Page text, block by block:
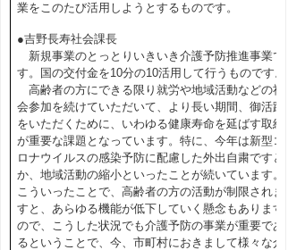
業をこのたび活用しようとするものです。
●吉野長寿社会課長
新規事業のとっとりいきいき介護予防推進事業で
す。国の交付金を10分の10活用して行うものです。
高齢者の方にできる限り就労や地域活動などの社
会参加を続けていただいて、より長い期間、御活躍
をいただくために、いわゆる健康寿命を延ばす取組
が重要な課題となっています。特に、今年は新型コ
ロナウイルスの感染予防に配慮した外出自粛ですと
か、地域活動の縮小といったことが続いています。
こういったことで、高齢者の方の活動が制限されま
すと、あらゆる機能が低下していく懸念もあります
ので、こうした状況でも介護予防の事業が重要であ
るということで、今、市町村におきまして様々な介